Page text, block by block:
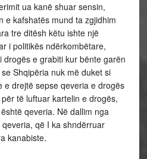
ua kanë shuar sensin,
e kafshatës mund ta zgjidhim
tre ditësh këtu ishte një
i politikës ndërkombëtare,
drogës e grabiti kur bënte garën
Shqipëria nuk më duket si
e drejtë sepse qeveria e drogës
të luftuar kartelin e drogës,
qeveria. Në dallim nga
që I ka shndërruar
kanabiste.